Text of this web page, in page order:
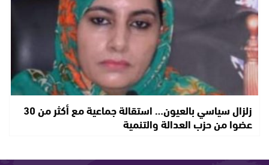
زلزال سياسي بالعيون… استقالة جماعية مع أكثر من 30
عضوا من حزب العدالة والتنمية